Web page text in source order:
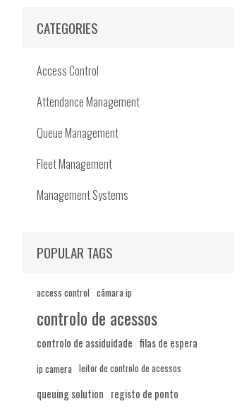
CATEGORIES
Access Control
Attendance Management
Queue Management
Fleet Management
Management Systems
POPULAR TAGS
access control câmara ip
controlo de acessos
controlo de assiduidade filas de espera
ip camera leitor de controlo de acessos
queuing solution registo de ponto